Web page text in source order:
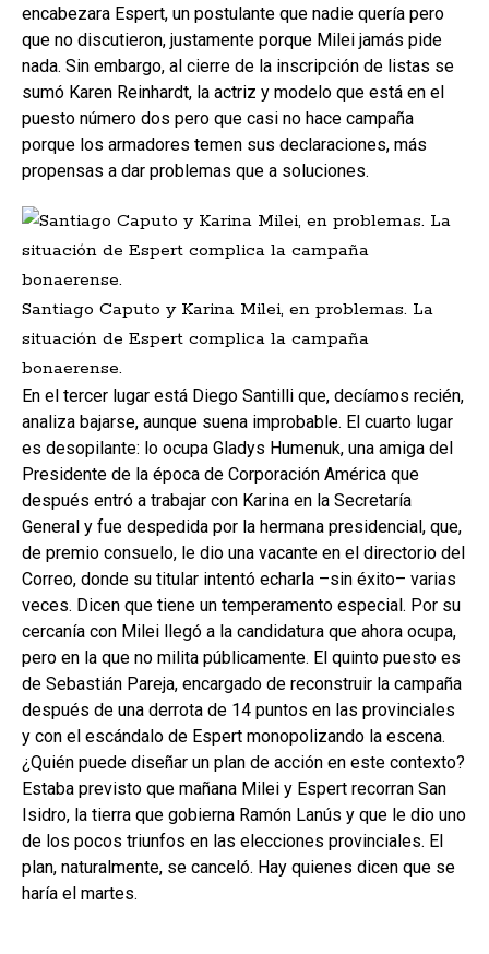
encabezara Espert, un postulante que nadie quería pero
que no discutieron, justamente porque Milei jamás pide
nada. Sin embargo, al cierre de la inscripción de listas se
sumó Karen Reinhardt, la actriz y modelo que está en el
puesto número dos pero que casi no hace campaña
porque los armadores temen sus declaraciones, más
propensas a dar problemas que a soluciones.
Santiago Caputo y Karina Milei, en problemas. La
situación de Espert complica la campaña
bonaerense.
En el tercer lugar está Diego Santilli que, decíamos recién,
analiza bajarse, aunque suena improbable. El cuarto lugar
es desopilante: lo ocupa Gladys Humenuk, una amiga del
Presidente de la época de Corporación América que
después entró a trabajar con Karina en la Secretaría
General y fue despedida por la hermana presidencial, que,
de premio consuelo, le dio una vacante en el directorio del
Correo, donde su titular intentó echarla –sin éxito– varias
veces. Dicen que tiene un temperamento especial. Por su
cercanía con Milei llegó a la candidatura que ahora ocupa,
pero en la que no milita públicamente. El quinto puesto es
de Sebastián Pareja, encargado de reconstruir la campaña
después de una derrota de 14 puntos en las provinciales
y con el escándalo de Espert monopolizando la escena.
¿Quién puede diseñar un plan de acción en este contexto?
Estaba previsto que mañana Milei y Espert recorran San
Isidro, la tierra que gobierna Ramón Lanús y que le dio uno
de los pocos triunfos en las elecciones provinciales. El
plan, naturalmente, se canceló. Hay quienes dicen que se
haría el martes.